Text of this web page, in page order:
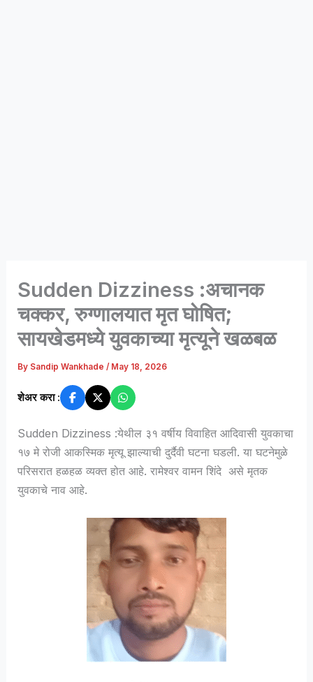
Sudden Dizziness :अचानक
चक्कर, रुग्णालयात मृत घोषित;
सायखेडमध्ये युवकाच्या मृत्यूने खळबळ
By Sandip Wankhade/ May 18, 2026
शेअर करा :
Sudden Dizziness :येथील ३१ वर्षीय विवाहित आदिवासी युवकाचा
१७ मे रोजी आकस्मिक मृत्यू झाल्याची दुर्दैवी घटना घडली. या घटनेमुळे
परिसरात हळहळ व्यक्त होत आहे. रामेश्वर वामन शिंदे असे मृतक
युवकाचे नाव आहे.